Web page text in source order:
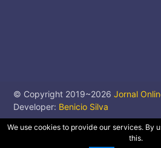
© Copyright 2019~2026 Jornal
Developer: Benicio Silva
We use cookies to provide our services. By
this.